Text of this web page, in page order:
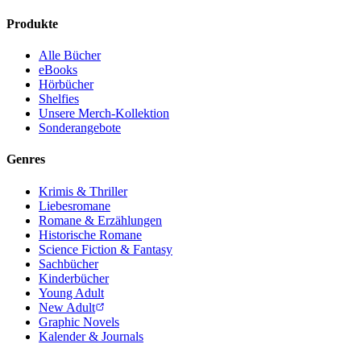
Produkte
Alle Bücher
eBooks
Hörbücher
Shelfies
Unsere Merch-Kollektion
Sonderangebote
Genres
Krimis & Thriller
Liebesromane
Romane & Erzählungen
Historische Romane
Science Fiction & Fantasy
Sachbücher
Kinderbücher
Young Adult
New Adult
Graphic Novels
Kalender & Journals